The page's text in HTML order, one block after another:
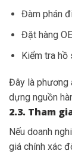
Đàm phán
Đặt hàng
Kiểm tra hồ
Đây là phương
dựng nguồn
2.3. Tham
Nếu doanh
giá chính xác